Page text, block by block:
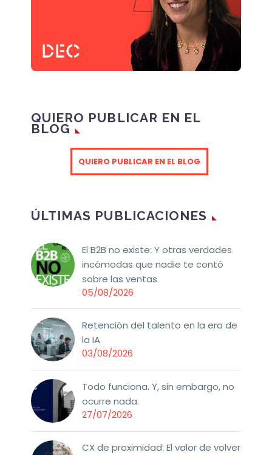
QUIERO PUBLICAR EN EL
BLOG
QUIERO PUBLICAR EN EL BLOG
ÚLTIMAS PUBLICACIONES
El B2B no existe: Y otras verdades
incómodas que nadie te contó
sobre las ventas
05/08/2026
Retención del talento en la era de
la IA
03/08/2026
Todo funciona. Y, sin embargo, no
ocurre nada.
27/07/2026
CX de proximidad: El valor de volver